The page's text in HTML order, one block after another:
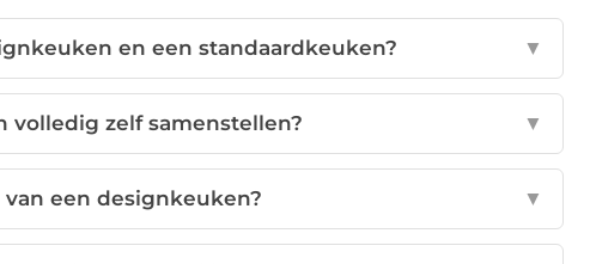
en een standaardkeuken? ▼
volledig zelf samenstellen? ▼
een designkeuken? ▼